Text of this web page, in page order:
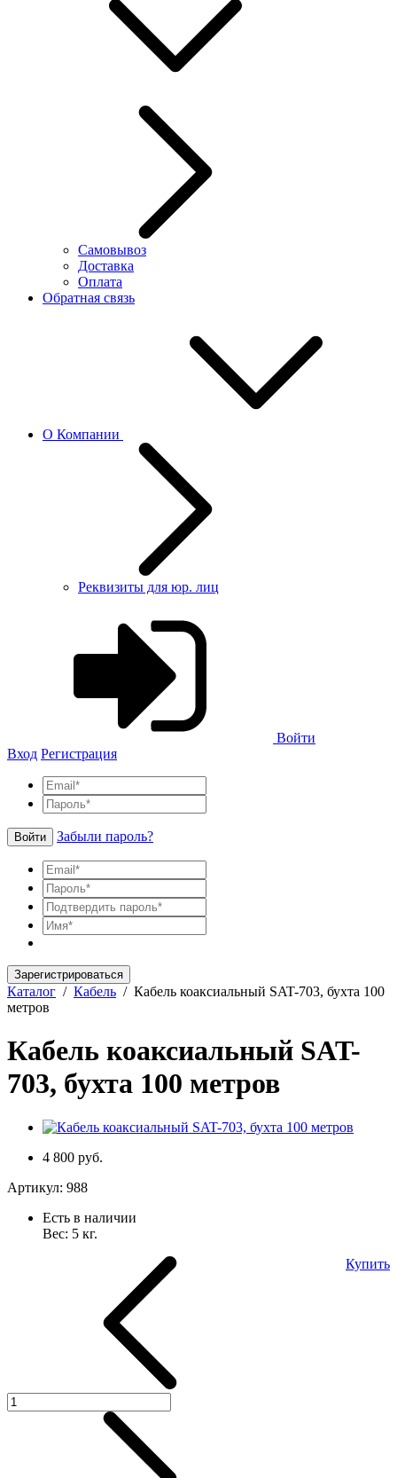
Самовывоз
Доставка
Оплата
Обратная связь
О Компании
Реквизиты для юр. лиц
Войти
Вход Регистрация
Войти Забыли пароль?
Зарегистрироваться
Каталог / Кабель / Кабель коаксиальный SAT-703, бухта 100
метров
Кабель коаксиальный SAT-
703, бухта 100 метров
4 800 руб.
Артикул: 988
Есть в наличии
Вес: 5 кг.
Купить